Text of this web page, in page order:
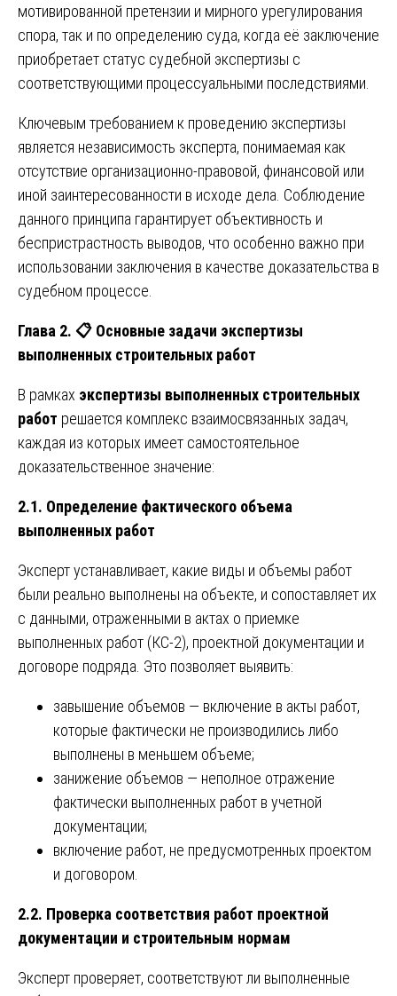
мотивированной претензии и мирного урегулирования
спора, так и по определению суда, когда её заключение
приобретает статус судебной экспертизы с
соответствующими процессуальными последствиями.
Ключевым требованием к проведению экспертизы
является независимость эксперта, понимаемая как
отсутствие организационно-правовой, финансовой или
иной заинтересованности в исходе дела. Соблюдение
данного принципа гарантирует объективность и
беспристрастность выводов, что особенно важно при
использовании заключения в качестве доказательства в
судебном процессе.
Глава 2. 📋 Основные задачи экспертизы
выполненных строительных работ
В рамках экспертизы выполненных строительных
работ решается комплекс взаимосвязанных задач,
каждая из которых имеет самостоятельное
доказательственное значение:
2.1. Определение фактического объема
выполненных работ
Эксперт устанавливает, какие виды и объемы работ
были реально выполнены на объекте, и сопоставляет их
с данными, отраженными в актах о приемке
выполненных работ (КС-2), проектной документации и
договоре подряда. Это позволяет выявить:
завышение объемов — включение в акты работ,
которые фактически не производились либо
выполнены в меньшем объеме;
занижение объемов — неполное отражение
фактически выполненных работ в учетной
документации;
включение работ, не предусмотренных проектом
и договором.
2.2. Проверка соответствия работ проектной
документации и строительным нормам
Эксперт проверяет, соответствуют ли выполненные